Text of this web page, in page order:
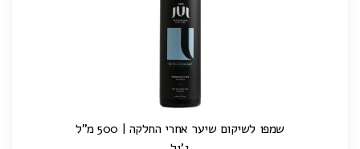
שמפו לשיקום שיער אחרי החלקה | 500 מ”ל